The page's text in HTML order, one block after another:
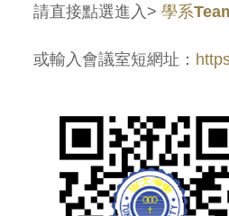
請直接點選進入> 學系
或輸入會議室短網址：